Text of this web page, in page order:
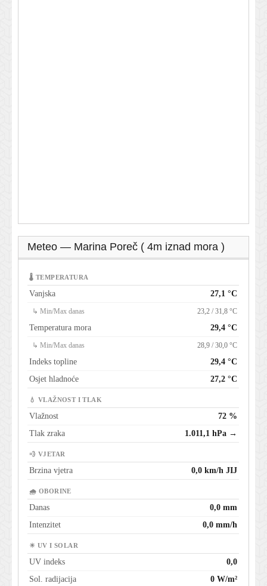
Meteo — Marina Poreč ( 4m iznad mora )
🌡 TEMPERATURA
Vanjska 27,1 °C
↳ Min/Max danas 23,2 / 31,8 °C
Temperatura mora 29,4 °C
↳ Min/Max danas 28,9 / 30,0 °C
Indeks topline
29,4 °C
Osjet hladnoće
27,2 °C
💧 VLAŽNOST I TLAK
Vlažnost
72 %
Tlak zraka
1.011,1 hPa →
💨 VJETAR
Brzina vjetra 0,0 km/h JIJ
🌧 OBORINE
Danas
0,0 mm
Intenzitet
0,0 mm/h
☀ UV I SOLAR
UV indeks
0,0
Sol. radijacija
0 W/m²